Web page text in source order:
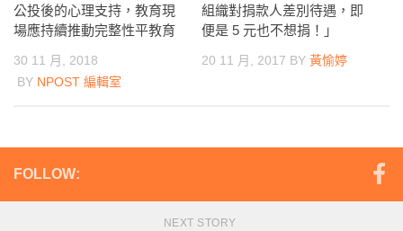
公投後的心理支持，教育現
場應持續推動完整性平教育
30 11 月, 2018
BY NPOST 編輯室
組織對捐款人差別待遇，即
便是 5 元也不想捐！」
20 11 月, 2017 BY 黃愉婷
FOLLOW:
NEXT STORY